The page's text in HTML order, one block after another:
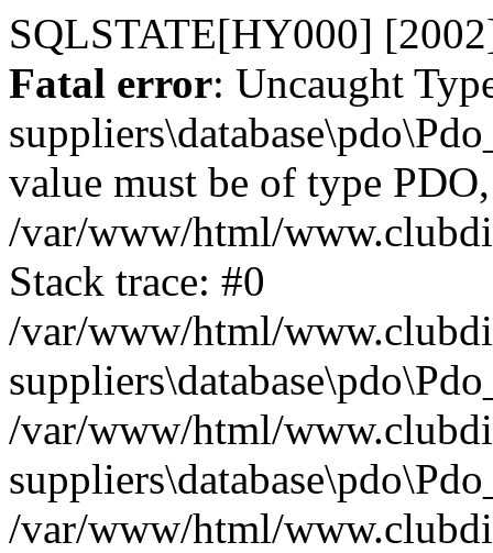
SQLSTATE[HY000]
Fatal error: Uncaught
value must be of type
/var/www/html/
Stack trace: #0
/var/www/html/
/var/www/html/
/var/www/html/